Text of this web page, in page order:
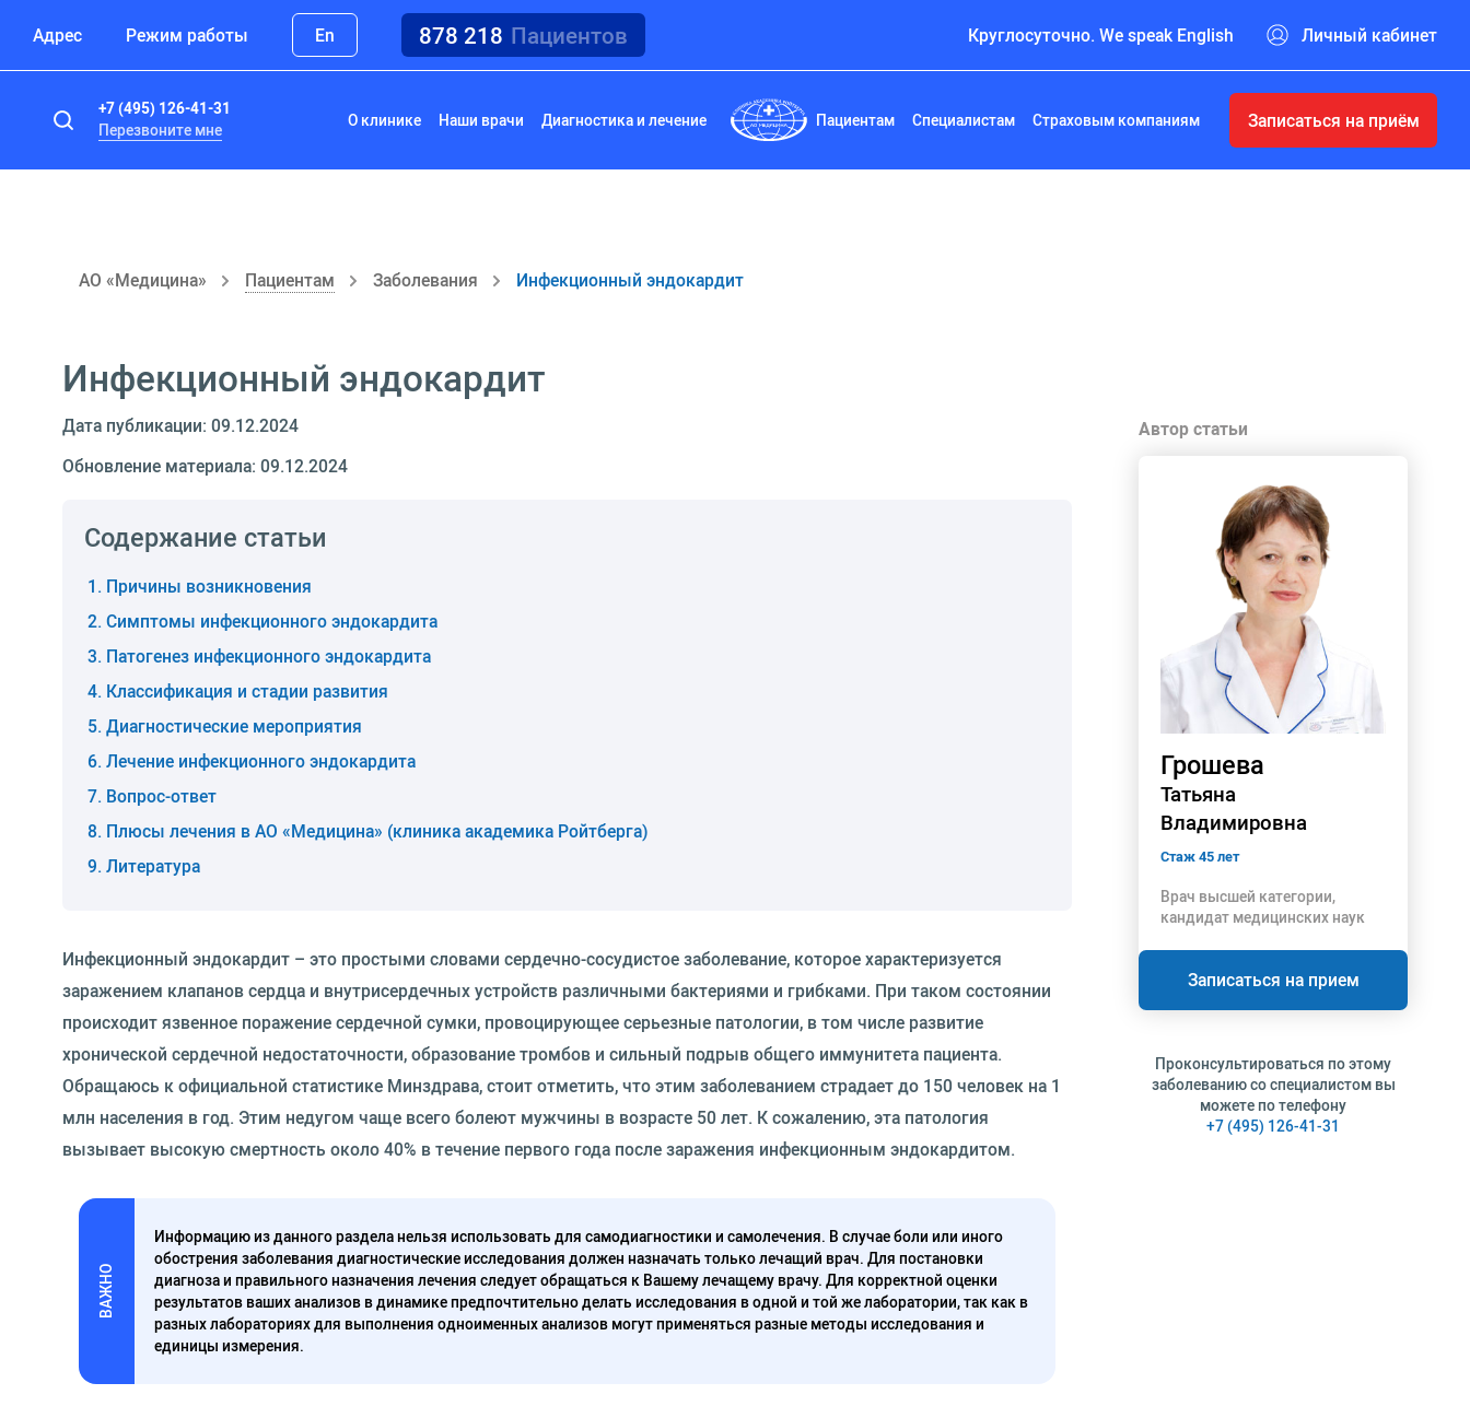
Адрес Режим работы En 878 218 Пациентов Круглосуточно. We speak English Личный кабинет
+7 (495) 126-41-31
Перезвоните мне
О клинике Наши врачи Диагностика и лечение Пациентам Специалистам Страховым компаниям Записаться на приём
АО «Медицина» Пациентам Заболевания Инфекционный эндокардит
Инфекционный эндокардит
Дата публикации: 09.12.2024
Обновление материала: 09.12.2024
Содержание статьи
Причины возникновения
Симптомы инфекционного эндокардита
Патогенез инфекционного эндокардита
Классификация и стадии развития
Диагностические мероприятия
Лечение инфекционного эндокардита
Вопрос-ответ
Плюсы лечения в АО «Медицина» (клиника академика Ройтберга)
Литература
Инфекционный эндокардит – это простыми словами сердечно-сосудистое заболевание, которое характеризуется
заражением клапанов сердца и внутрисердечных устройств различными бактериями и грибками. При таком состоянии
происходит язвенное поражение сердечной сумки, провоцирующее серьезные патологии, в том числе развитие
хронической сердечной недостаточности, образование тромбов и сильный подрыв общего иммунитета пациента.
Обращаюсь к официальной статистике Минздрава, стоит отметить, что этим заболеванием страдает до 150 человек на 1
млн населения в год. Этим недугом чаще всего болеют мужчины в возрасте 50 лет. К сожалению, эта патология
вызывает высокую смертность около 40% в течение первого года после заражения инфекционным эндокардитом.
ВАЖНО
Информацию из данного раздела нельзя использовать для самодиагностики и самолечения. В случае боли или иного
обострения заболевания диагностические исследования должен назначать только лечащий врач. Для постановки
диагноза и правильного назначения лечения следует обращаться к Вашему лечащему врачу. Для корректной оценки
результатов ваших анализов в динамике предпочтительно делать исследования в одной и той же лаборатории, так как в
разных лабораториях для выполнения одноименных анализов могут применяться разные методы исследования и
единицы измерения.
Автор статьи
Грошева
Татьяна
Владимировна
Стаж 45 лет
Врач высшей категории,
кандидат медицинских наук
Записаться на прием
Проконсультироваться по этому
заболеванию со специалистом вы
можете по телефону
+7 (495) 126-41-31